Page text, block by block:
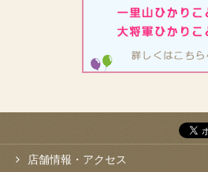
店舗情報・アクセス